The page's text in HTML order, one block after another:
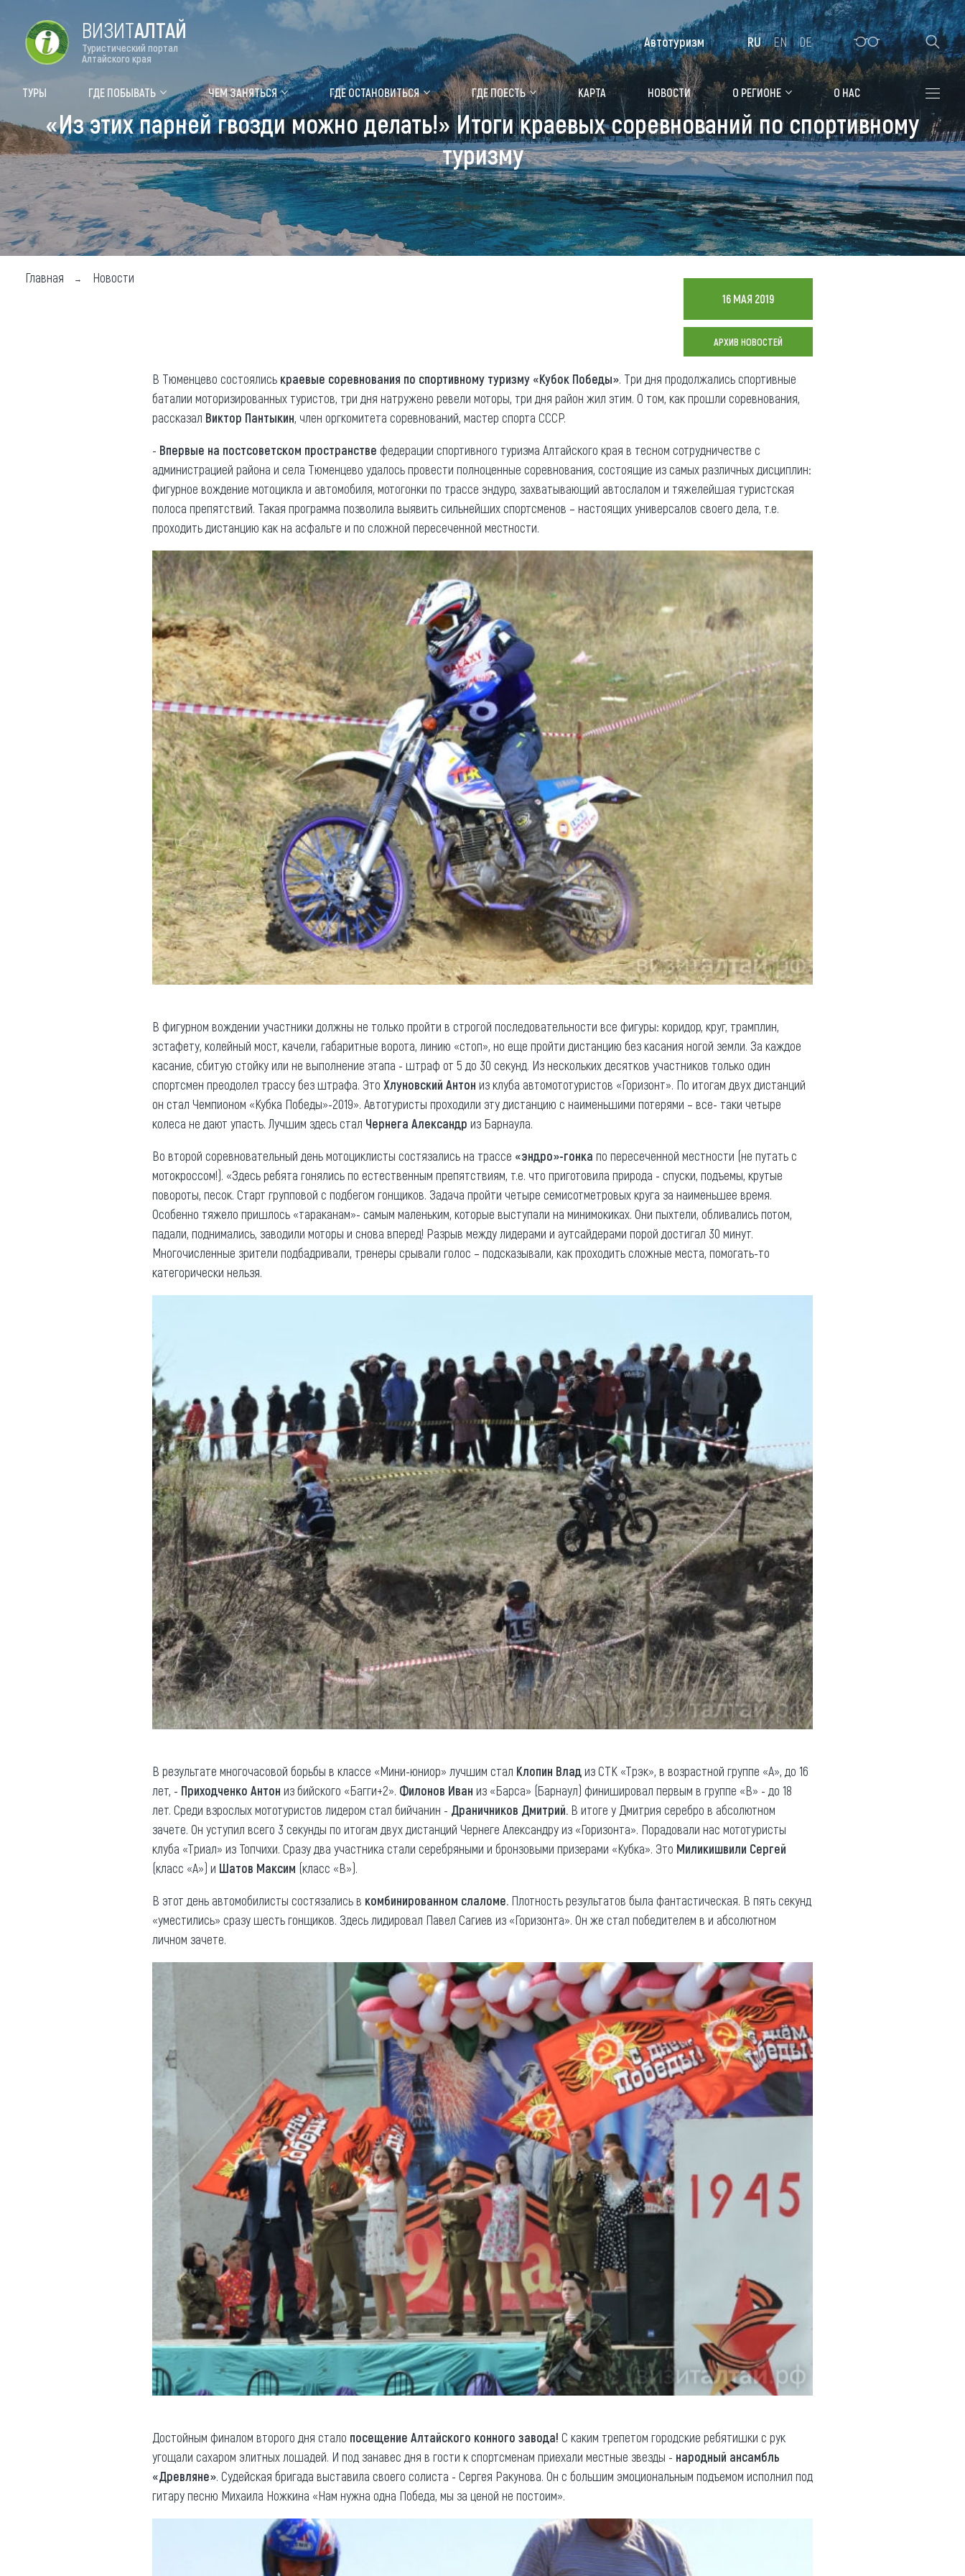
Форум VISIT ALTAI Цветение маральника Медицинский форум Алтайская зимовка
Туры Где побывать
Объекты природы
Объекты истории и культуры
Объекты развлечений
Топ туристических мест
Чем заняться
Календарь событий
Аудиогид
Мой маршрут
Где остановиться
Санатории
Гостиницы, отели
Коттеджи, базы
Сельские усадьбы
Мотели, придорожные отели
Придорожные кафе
Новости
Что привезти (сувениры)
Общая информация
Как добраться
Люди, прославившие Алтай
Карты и буклеты
Коллекция впечатлений
Блог путешественника
Видеогалерея
Другие рубрики
Реестр туроператоров
Реестр туристических
агентств Алтайского края
Обращения граждан
Противодействие коррупции
ВИЗИТАЛТАЙ
Туристический портал
Алтайского края
ТУРЫ ГДЕ ПОБЫВАТЬ ЧЕМ ЗАНЯТЬСЯ ГДЕ ОСТАНОВИТЬСЯ ГДЕ ПОЕСТЬ КАРТА НОВОСТИ О РЕГИОНЕ О НАС
Автотуризм RU EN DE
«Из этих парней гвозди можно делать!» Итоги краевых соревнований по спортивному
туризму
Главная Новости
16 МАЯ 2019
АРХИВ НОВОСТЕЙ
В Тюменцево состоялись краевые соревнования по спортивному туризму «Кубок Победы». Три дня продолжались спортивные
баталии моторизированных туристов, три дня натружено ревели моторы, три дня район жил этим. О том, как прошли соревнования,
рассказал Виктор Пантыкин, член оргкомитета соревнований, мастер спорта СССР.
- Впервые на постсоветском пространстве федерации спортивного туризма Алтайского края в тесном сотрудничестве с
администрацией района и села Тюменцево удалось провести полноценные соревнования, состоящие из самых различных дисциплин:
фигурное вождение мотоцикла и автомобиля, мотогонки по трассе эндуро, захватывающий автослалом и тяжелейшая туристская
полоса препятствий. Такая программа позволила выявить сильнейших спортсменов – настоящих универсалов своего дела, т.е.
проходить дистанцию как на асфальте и по сложной пересеченной местности.
В фигурном вождении участники должны не только пройти в строгой последовательности все фигуры: коридор, круг, трамплин,
эстафету, колейный мост, качели, габаритные ворота, линию «стоп», но еще пройти дистанцию без касания ногой земли. За каждое
касание, сбитую стойку или не выполнение этапа - штраф от 5 до 30 секунд. Из нескольких десятков участников только один
спортсмен преодолел трассу без штрафа. Это Хлуновский Антон из клуба автомототуристов «Горизонт». По итогам двух дистанций
он стал Чемпионом «Кубка Победы»-2019». Автотуристы проходили эту дистанцию с наименьшими потерями – все- таки четыре
колеса не дают упасть. Лучшим здесь стал Чернега Александр из Барнаула.
Во второй соревновательный день мотоциклисты состязались на трассе «эндро»-гонка по пересеченной местности (не путать с
мотокроссом!). «Здесь ребята гонялись по естественным препятствиям, т.е. что приготовила природа - спуски, подъемы, крутые
повороты, песок. Старт групповой с подбегом гонщиков. Задача пройти четыре семисотметровых круга за наименьшее время.
Особенно тяжело пришлось «тараканам»- самым маленьким, которые выступали на минимокиках. Они пыхтели, обливались потом,
падали, поднимались, заводили моторы и снова вперед! Разрыв между лидерами и аутсайдерами порой достигал 30 минут.
Многочисленные зрители подбадривали, тренеры срывали голос – подсказывали, как проходить сложные места, помогать-то
категорически нельзя.
В результате многочасовой борьбы в классе «Мини-юниор» лучшим стал Клопин Владиз СТК «Трэк», в возрастной группе «А», до 16
лет, - Приходченко Антон из бийского «Багги+2». Филонов Иван из «Барса» (Барнаул) финишировал первым в группе «В» - до 18
лет. Среди взрослых мототуристов лидером стал бийчанин - Драничников Дмитрий. В итоге у Дмитрия серебро в абсолютном
зачете. Он уступил всего 3 секунды по итогам двух дистанций Чернеге Александру из «Горизонта». Порадовали нас мототуристы
клуба «Триал» из Топчихи. Сразу два участника стали серебряными и бронзовыми призерами «Кубка». Это Миликишвили Сергей
(класс «А») и Шатов Максим (класс «В»).
В этот день автомобилисты состязались в комбинированном слаломе. Плотность результатов была фантастическая. В пять секунд
«уместились» сразу шесть гонщиков. Здесь лидировал Павел Сагиев из «Горизонта». Он же стал победителем в и абсолютном
личном зачете.
Достойным финалом второго дня стало посещение Алтайского конного завода! С каким трепетом городские ребятишки с рук
угощали сахаром элитных лошадей. И под занавес дня в гости к спортсменам приехали местные звезды - народный ансамбль
«Древляне». Судейская бригада выставила своего солиста - Сергея Ракунова. Он с большим эмоциональным подъемом исполнил под
гитару песню Михаила Ножкина «Нам нужна одна Победа, мы за ценой не постоим».